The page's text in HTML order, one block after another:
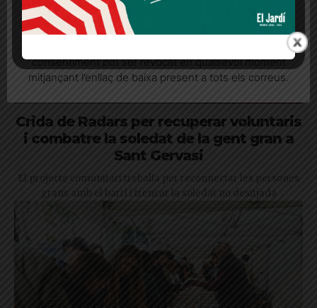
Crida de Radars per recuperar voluntaris
i combatre la soledat de la gent gran a
Sant Gervasi
El projecte comunitari treballa per reconnectar les persones
grans amb el barri i trencar la soledat no desitjada
Quan l’usuari crea un compte al Diari el Jardí, dona el
seu consentiment explícit per rebre comunicacions
consentiment pot ser revocat en qualsevol moment
mitjançant l’enllaç de baixa present a tots els correus.